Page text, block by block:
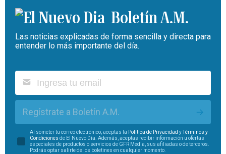
Boletín A.M.
Las noticias explicadas de forma sencilla y directa para
entender lo más importante del día.
Regístrate a Boletín A.M.
Al someter tu correo electrónico, aceptas la Política de Privacidad y
Términos y
Condiciones de El Nuevo Día. Además, aceptas recibir información u ofertas
especiales de productos o servicios de GFR Media, sus afiliadas o de terceros.
Podrás optar salirte de los boletines en cualquier momento.